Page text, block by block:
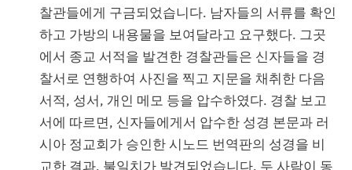
찰관들에게 구금되었습니다. 남자들의 서류를 확인
하고 가방의 내용물을 보여달라고 요구했다. 그곳
에서 종교 서적을 발견한 경찰관들은 신자들을 경
찰서로 연행하여 사진을 찍고 지문을 채취한 다음
서적, 성서, 개인 메모 등을 압수하였다. 경찰 보고
서에 따르면, 신자들에게서 압수한 성경 본문과 러
시아 정교회가 승인한 시노드 번역판의 성경을 비
교한 결과, 불일치가 발견되었습니다. 두 사람이 동